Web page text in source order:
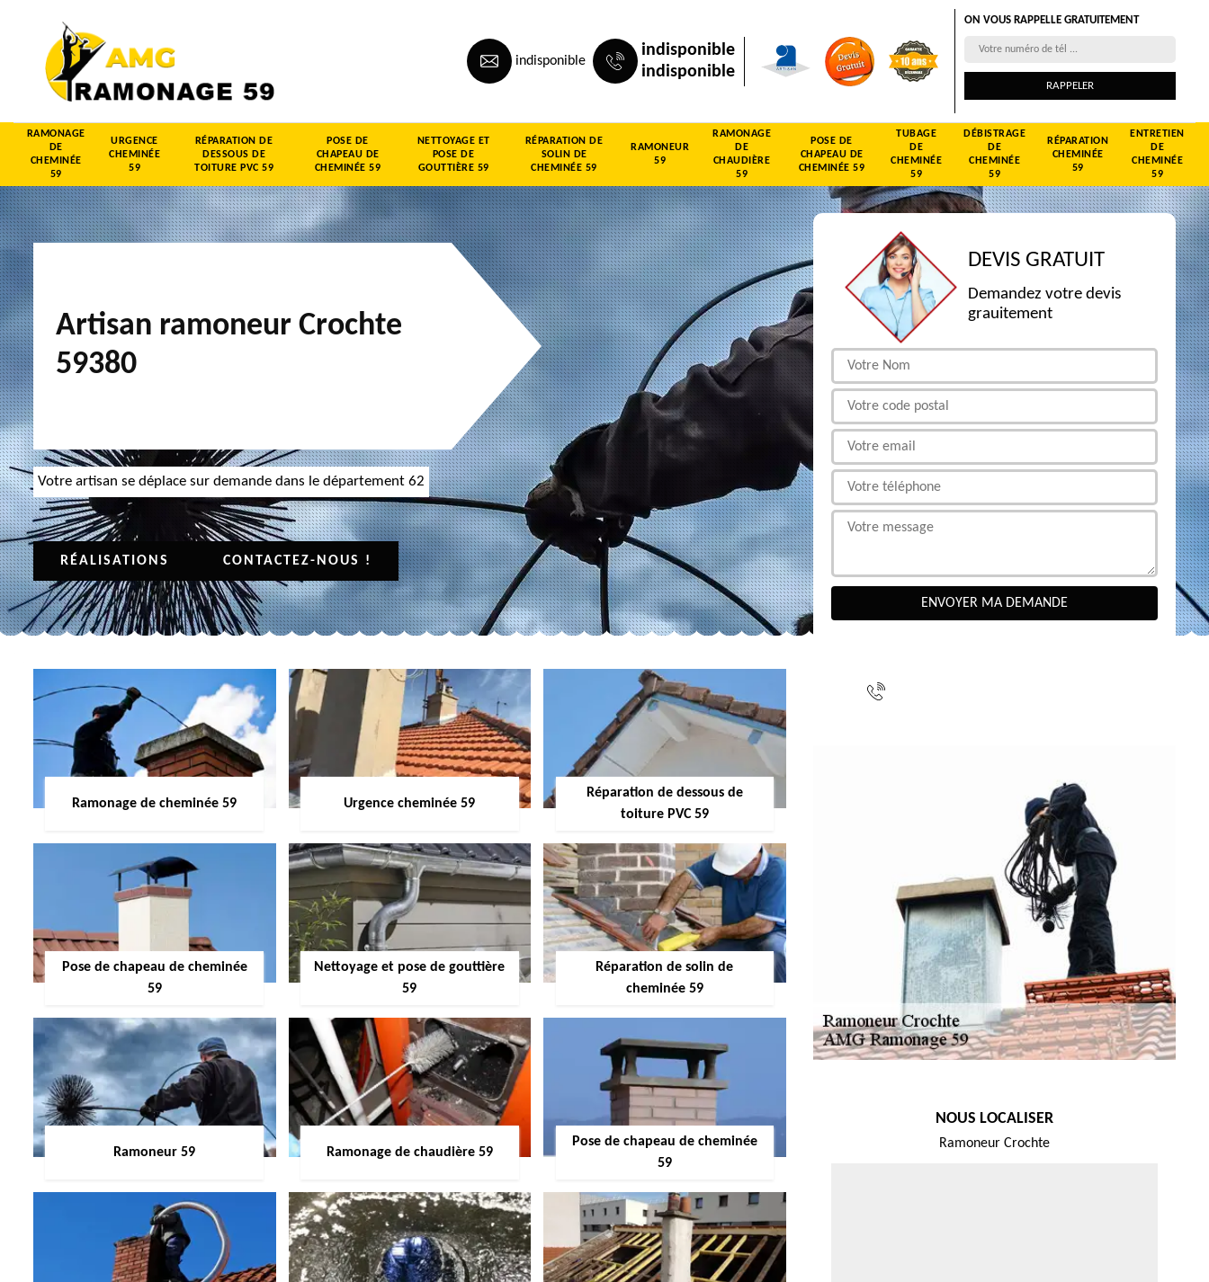
indisponible
indisponible
indisponible
ON VOUS RAPPELLE GRATUITEMENT
RAMONAGE
DE
CHEMINÉE
59
URGENCE
CHEMINÉE
59
RÉPARATION DE
DESSOUS DE
TOITURE PVC 59
POSE DE
CHAPEAU DE
CHEMINÉE 59
NETTOYAGE ET
POSE DE
GOUTTIÈRE 59
RÉPARATION DE
SOLIN DE
CHEMINÉE 59
RAMONEUR
59
RAMONAGE
DE
CHAUDIÈRE
59
POSE DE
CHAPEAU DE
CHEMINÉE 59
TUBAGE
DE
CHEMINÉE
59
DÉBISTRAGE
DE
CHEMINÉE
59
RÉPARATION
CHEMINÉE
59
ENTRETIEN
DE
CHEMINÉE
59
Artisan ramoneur Crochte
59380
Votre artisan se déplace sur demande dans le département 62
RÉALISATIONS CONTACTEZ-NOUS !
Ramonage de cheminée 59 Urgence cheminée 59
Réparation de dessous de
toiture PVC 59
Pose de chapeau de cheminée
59
Nettoyage et pose de gouttière
59
Réparation de solin de
cheminée 59
Ramoneur 59 Ramonage de chaudière 59
Pose de chapeau de cheminée
59
DEVIS GRATUIT
Demandez votre devis
grauitement
NOUS LOCALISER
Ramoneur Crochte